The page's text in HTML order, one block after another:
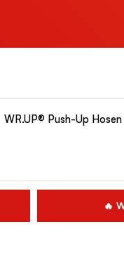
WR.UP® Push-Up Hosen
🔥